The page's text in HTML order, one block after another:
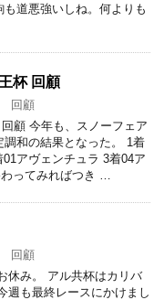
道悪強いしね。何よりも
杯 回顧
回顧
顧 今年も、スノーフェア
調和の結果となった。 1着
アヴェンチュラ 3着04ア
ってみればつき …
回顧
休み。 アル共杯はカリバ
週も最終レースにかけまし